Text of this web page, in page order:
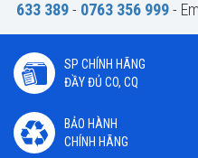
633 389- 0763 356 999-
SP CHÍNH HÃNG
ĐẦY ĐỦ CO, CQ
BẢO HÀNH
CHÍNH HÃNG